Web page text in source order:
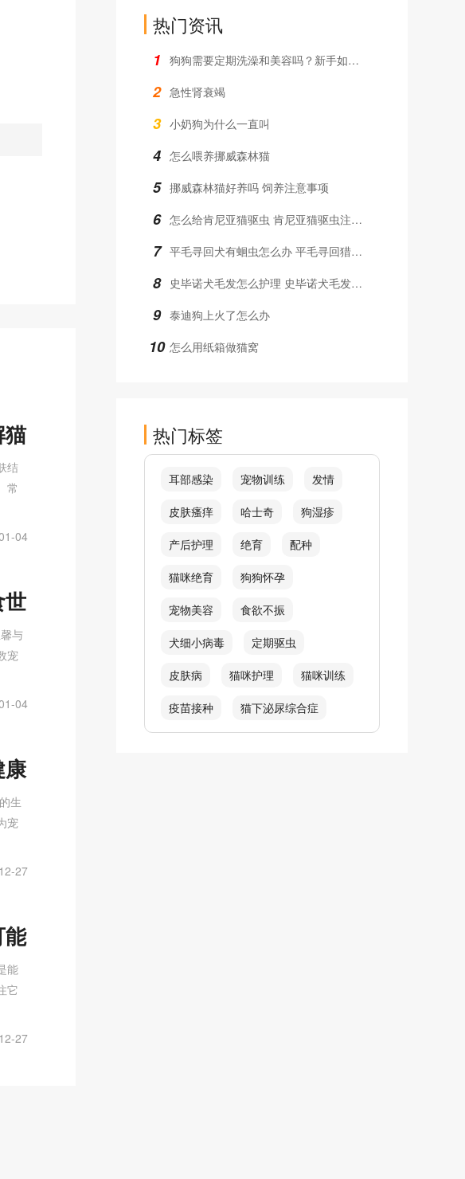
结
常
04
与
宠
04
生
宠
27
能
它
27
热门资讯
1 狗狗需要定期洗澡和美容吗？新手如何操作？
2 急性肾衰竭
3 小奶狗为什么一直叫
4 怎么喂养挪威森林猫
5 挪威森林猫好养吗 饲养注意事项
6 怎么给肯尼亚猫驱虫 肯尼亚猫驱虫注意事项
7 平毛寻回犬有蛔虫怎么办 平毛寻回猎犬蛔虫治疗方法
8 史毕诺犬毛发怎么护理 史毕诺犬毛发护理方法
9 泰迪狗上火了怎么办
10 怎么用纸箱做猫窝
热门标签
耳部感染 宠物训练 发情
皮肤瘙痒 哈士奇 狗湿疹
产后护理 绝育 配种
猫咪绝育 狗狗怀孕
宠物美容 食欲不振
犬细小病毒 定期驱虫
皮肤病 猫咪护理 猫咪训练
疫苗接种 猫下泌尿综合症